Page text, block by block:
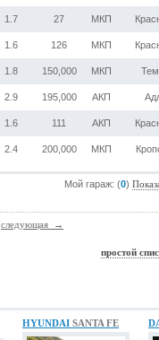
1.7 27 МКП
1.6 126 МКП
1.8 150,000 МКП
2.9 195,000 АКП
1.6 111 АКП
2.4 200,000 МКП
Мой гараж: (0)
следующая →
простой
HYUNDAI SANTA FE